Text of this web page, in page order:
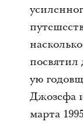
посвятил
ую
Джозефа
марта